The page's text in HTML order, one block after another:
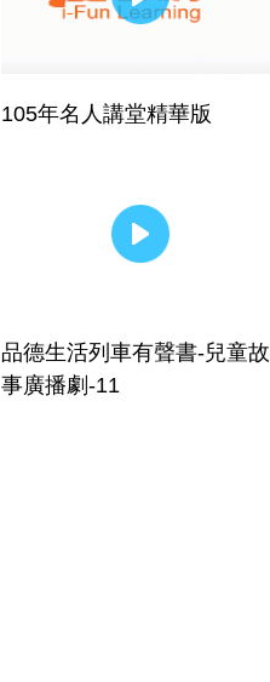
105年名人講堂精華版
品德生活列車有聲書-兒童故
事廣播劇-11